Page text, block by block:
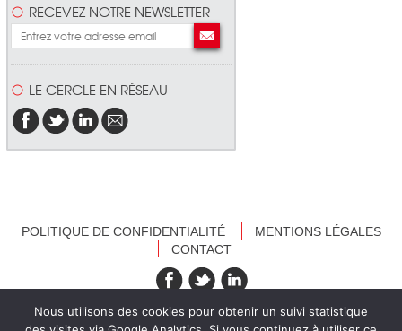
RECEVEZ NOTRE NEWSLETTER
LE CERCLE EN RÉSEAU
POLITIQUE DE CONFIDENTIALITÉ
MENTIONS LÉGALES
CONTACT
recevez nos newsletters
Nous utilisons des cookies pour obtenir un suivi statistique